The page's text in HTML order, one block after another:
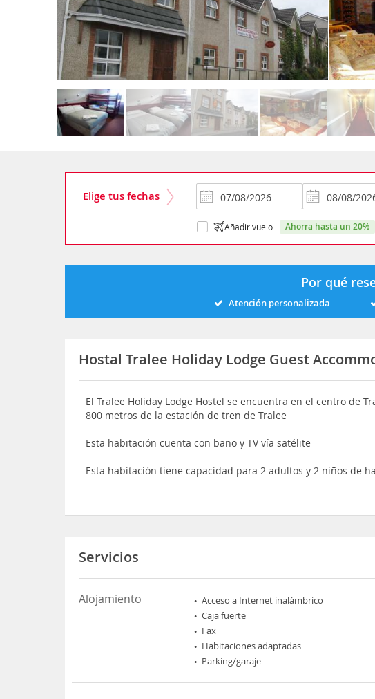
Elige tus fechas
Añadir vuelo ahorra hasta un 20%
Por qué
Atención personalizada
Hostal Tralee Holiday Lodge Guest
El Tralee Holiday Lodge Hostel se encuentra en el centro de
800 metros de la estación de tren de Tralee
Esta habitación cuenta con baño y TV vía satélite
Esta habitación tiene capacidad para 2 adultos y 2 niños de
Servicios
Alojamiento Acceso a Internet inalámbrico
Caja fuerte
Fax
Habitaciones adaptadas
Parking/garaje